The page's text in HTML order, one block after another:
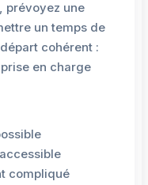
prévoyez une
un temps de
cohérent :
en charge
compliqué